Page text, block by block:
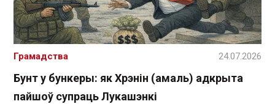
Бунт у бункеры: як Хрэнін (амаль) адкрыта
пайшоў супраць Лукашэнкі
Грамадства 24.07.2026